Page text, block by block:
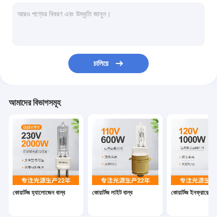
কোয়ার্টজ আয়োডিন ল্যাম্প
মাইক্রোস্কোপ ল্যাম্প বাল্ব
ডাবল শেষ হ্যালোজেন বাল্ব
একক শেষ হ্যালোজেন বাতি
স্টেজ লাইট হ্যালোজেন বাল্ব
চালিয়ে
আমাদের বিভাগসমূহ
কোয়ার্টজ হ্যালোজেন বাল্ব কোয়ার্টজ লাইট বাল্ব কোয়ার্টজ ইনফ্রারেড